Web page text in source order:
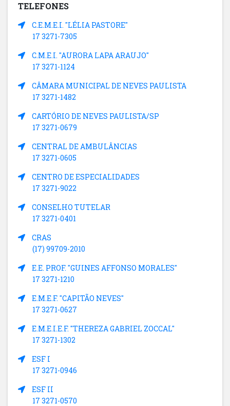
TELEFONES
C.E.M.E.I. "LÉLIA PASTORE"
17 3271-7305
C.M.E.I. "AURORA LAPA ARAUJO"
17 3271-1124
CÂMARA MUNICIPAL DE NEVES PAULISTA
17 3271-1482
CARTÓRIO DE NEVES PAULISTA/SP
17 3271-0679
CENTRAL DE AMBULÂNCIAS
17 3271-0605
CENTRO DE ESPECIALIDADES
17 3271-9022
CONSELHO TUTELAR
17 3271-0401
CRAS
(17) 99709-2010
E.E. PROF. "GUINES AFFONSO MORALES"
17 3271-1210
E.M.E.F. "CAPITÃO NEVES"
17 3271-0627
E.M.E.I.E.F. "THEREZA GABRIEL ZOCCAL"
17 3271-1302
ESF I
17 3271-0946
ESF II
17 3271-0570